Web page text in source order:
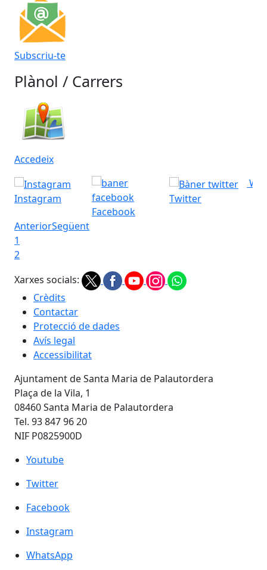
Subscriu-te
Plànol / Carrers
Accedeix
Instagram
Facebook
Twitter
AnteriorSegüent
1
2
Xarxes socials:
Crèdits
Contactar
Protecció de dades
Avís legal
Accessibilitat
Ajuntament de Santa Maria de Palautordera
Plaça de la Vila, 1
08460 Santa Maria de Palautordera
Tel. 93 847 96 20
NIF P0825900D
Youtube
Youtube
Twitter
Twitter
Facebook
Facebook
Instagram
Instagram
WhatsApp
WhatsApp